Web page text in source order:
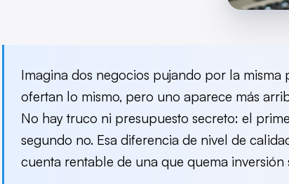
Imagina dos negocios pujando por la misma
ofertan lo mismo, pero uno aparece más
No hay truco ni presupuesto secreto: el
segundo no. Esa diferencia de nivel de
cuenta rentable de una que quema inversión